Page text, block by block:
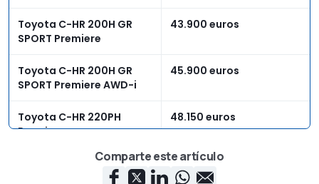
Toyota C-HR 200H GR
SPORT Premiere
43.900 euros
Toyota C-HR 200H GR
SPORT Premiere AWD-i
45.900 euros
Toyota C-HR 220PH
Premiere
48.150 euros
Toyota C-HR 220PH GR
48.150 euros
Comparte este artículo